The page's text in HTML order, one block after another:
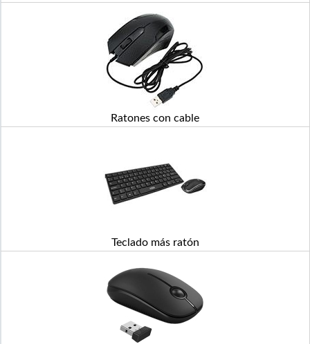
Ratones con cable
Teclado más ratón